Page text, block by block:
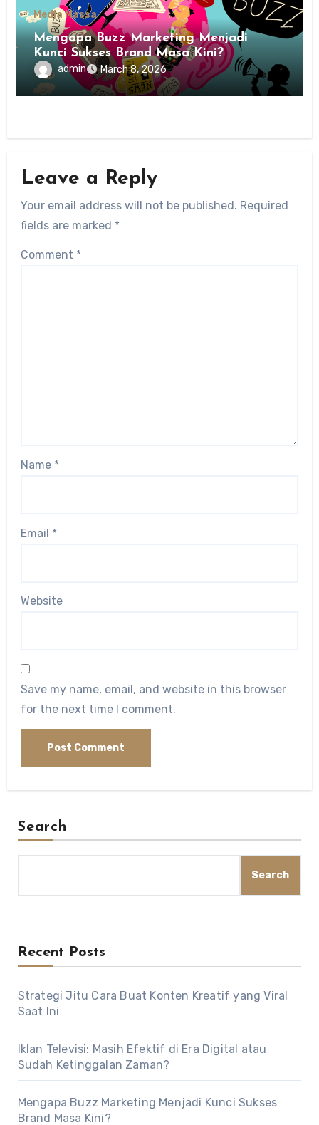
Media Massa
Mengapa Buzz Marketing Menjadi
Kunci Sukses Brand Masa Kini?
admin March 8, 2026
Leave a Reply
Your email address will not be published. Required
fields are marked *
Comment *
Name *
Email *
Website
Save my name, email, and website in this browser
for the next time I comment.
Search
Search
Recent Posts
Strategi Jitu Cara Buat Konten Kreatif yang Viral
Saat Ini
Iklan Televisi: Masih Efektif di Era Digital atau
Sudah Ketinggalan Zaman?
Mengapa Buzz Marketing Menjadi Kunci Sukses
Brand Masa Kini?